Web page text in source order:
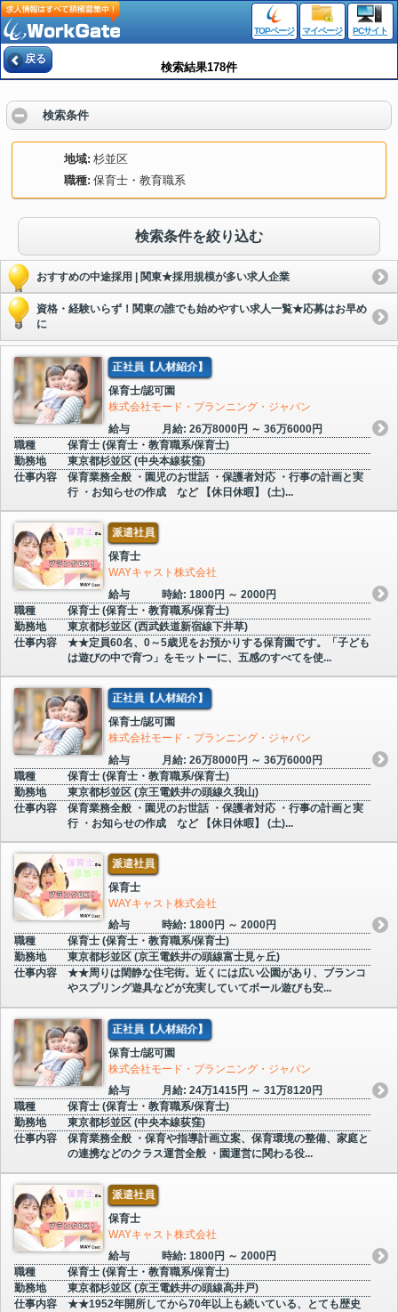
TOPページ マイページ PCサイト
戻る
検索結果178件
検索条件
地域 杉並区
職種 保育士・教育職系
検索条件を絞り込む
おすすめの中途採用 | 関東★採用規模が多い求人企業
資格・経験いらず！関東の誰でも始めやすい求人一覧★応募はお早め
に
正社員【人材紹介】
保育士/認可園
株式会社モード・プランニング・ジャパン
給与
月給: 26万8000円 ～ 36万6000円
職種
保育士 (保育士・教育職系/保育士)
勤務地
東京都杉並区 (中央本線荻窪)
仕事内容
保育業務全般 ・園児のお世話 ・保護者対応 ・行事の計画と実
行 ・お知らせの作成 など 【休日休暇】 (土)...
派遣社員
保育士
WAYキャスト株式会社
給与
時給: 1800円 ～ 2000円
職種
保育士 (保育士・教育職系/保育士)
勤務地
東京都杉並区 (西武鉄道新宿線下井草)
仕事内容
★★定員60名、0～5歳児をお預かりする保育園です。「子ども
は遊びの中で育つ」をモットーに、五感のすべてを使...
正社員【人材紹介】
保育士/認可園
株式会社モード・プランニング・ジャパン
給与
月給: 26万8000円 ～ 36万6000円
職種
保育士 (保育士・教育職系/保育士)
勤務地
東京都杉並区 (京王電鉄井の頭線久我山)
仕事内容
保育業務全般 ・園児のお世話 ・保護者対応 ・行事の計画と実
行 ・お知らせの作成 など 【休日休暇】 (土)...
派遣社員
保育士
WAYキャスト株式会社
給与
時給: 1800円 ～ 2000円
職種
保育士 (保育士・教育職系/保育士)
勤務地
東京都杉並区 (京王電鉄井の頭線富士見ヶ丘)
仕事内容
★★周りは閑静な住宅街。近くには広い公園があり、ブランコ
やスプリング遊具などが充実していてボール遊びも安...
正社員【人材紹介】
保育士/認可園
株式会社モード・プランニング・ジャパン
給与
月給: 24万1415円 ～ 31万8120円
職種
保育士 (保育士・教育職系/保育士)
勤務地
東京都杉並区 (中央本線荻窪)
仕事内容
保育業務全般 ・保育や指導計画立案、保育環境の整備、家庭と
の連携などのクラス運営全般 ・園運営に関わる役...
派遣社員
保育士
WAYキャスト株式会社
給与
時給: 1800円 ～ 2000円
職種
保育士 (保育士・教育職系/保育士)
勤務地
東京都杉並区 (京王電鉄井の頭線高井戸)
仕事内容
★★1952年開所してから70年以上も続いている、とても歴史